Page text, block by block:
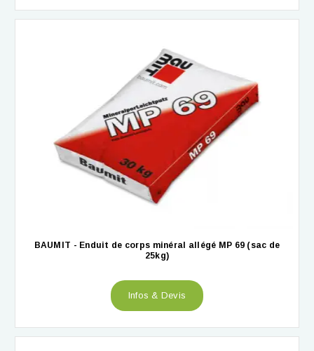
BAUMIT - Enduit de corps minéral allégé MP 69 (sac de
25kg)
Infos & Devis